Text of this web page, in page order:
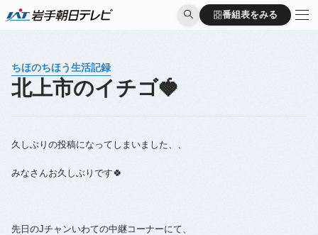
番組表をみる
番組表をみる
ちほのちほう生活記録
北上市のイチゴ🍓
久しぶりの投稿になってしまいました、、
みなさんお久しぶりです🍀
先日のJチャンいわての中継コーナーにて、